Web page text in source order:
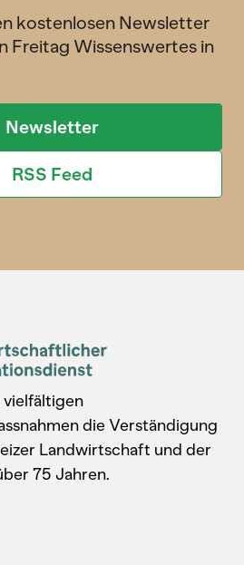
kostenlosen Newsletter
Freitag Wissenswertes in
Newsletter
RSS Feed
die Verständigung
Landwirtschaft und der
75 Jahren.